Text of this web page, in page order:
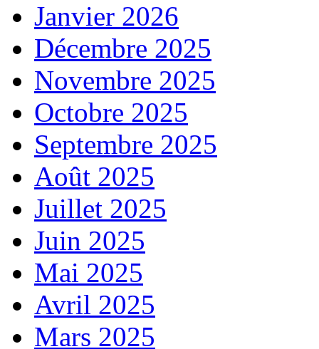
Janvier 2026
Décembre 2025
Novembre 2025
Octobre 2025
Septembre 2025
Août 2025
Juillet 2025
Juin 2025
Mai 2025
Avril 2025
Mars 2025